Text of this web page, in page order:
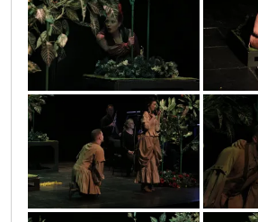
mg_5456
mg_5440